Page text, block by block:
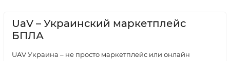
UaV – Украинский маркетплейс
БПЛА
UAV Украина – не просто маркетплейс или онлайн